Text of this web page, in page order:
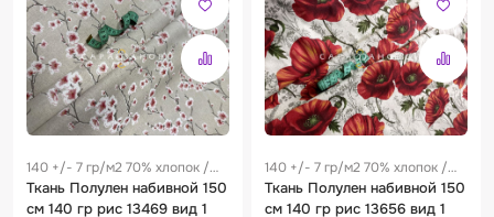
140 +/- 7 гр/м2 70% хлопок /
30% лен 0.28 м
Ткань Полулен набивной 150
см 140 гр рис 13469 вид 1
140 +/- 7 гр/м2 70% хлопок /
30% лен 0.28 м
Ткань Полулен набивной 150
см 140 гр рис 13656 вид 1